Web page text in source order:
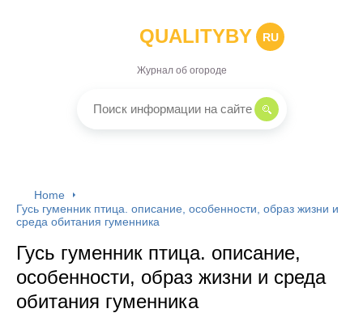
QUALITYBY RU
Журнал об огороде
Home
Гусь гуменник птица. описание, особенности, образ жизни и
среда обитания гуменника
Гусь гуменник птица. описание,
особенности, образ жизни и среда
обитания гуменника